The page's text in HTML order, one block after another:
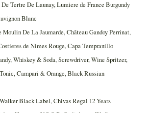
Tertre De Launay, Lumiere de France Burgundy
Blanc
De La Jaumarde, Château Gandoy Perrinat,
de Nimes Rouge, Capa Tempranillo
Whiskey & Soda, Screwdriver, Wine Spritzer,
Campari & Orange, Black Russian
Black Label, Chivas Regal 12 Years